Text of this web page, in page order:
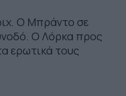
Ο Μπράντο σε
Ο Λόρκα προς
ερωτικά τους